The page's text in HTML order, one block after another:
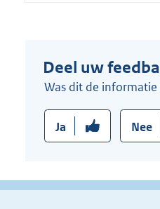
Deel uw
Was dit de informatie
Ja Nee